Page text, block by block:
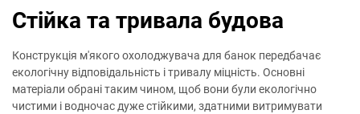
Стійка та тривала будова
Конструкція м'якого охолоджувача для банок передбачає
екологічну відповідальність і тривалу міцність. Основні
матеріали обрані таким чином, щоб вони були екологічно
чистими і водночас дуже стійкими, здатними витримувати